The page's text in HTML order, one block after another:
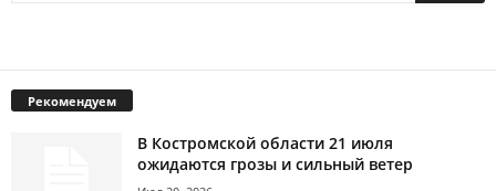
Рекомендуем
В Костромской области 21 июля
ожидаются грозы и сильный ветер